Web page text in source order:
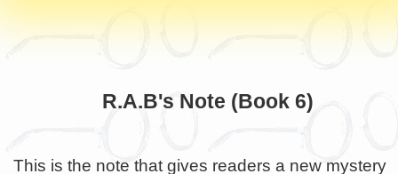
R.A.B's Note (Book 6)
This is the note that gives readers a new mystery